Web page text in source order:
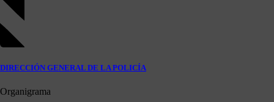
DIRECCIÓN GENERAL DE LA POLICÍA
Organigrama